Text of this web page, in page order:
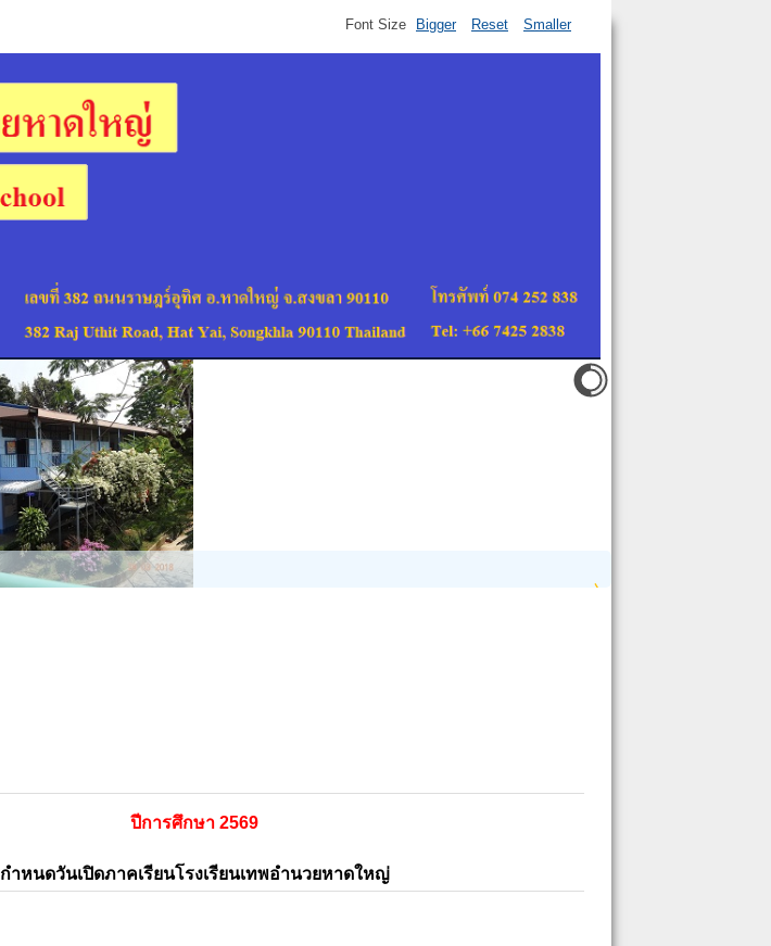
Font Size Bigger Reset Smaller
ปีการศึกษา 2569
กำหนดวันเปิดภาคเรียนโรงเรียนเทพอำนวยหาดใหญ่